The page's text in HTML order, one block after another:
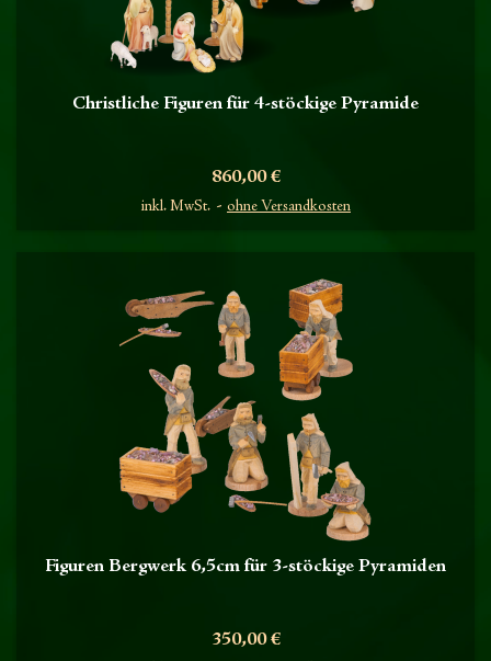
Christliche Figuren für 4-stöckige Pyramide
Preis
860,00 €
inkl. MwSt. ohne Versandkosten
Figuren Bergwerk 6,5cm für 3-stöckige Pyramiden
Preis
350,00 €